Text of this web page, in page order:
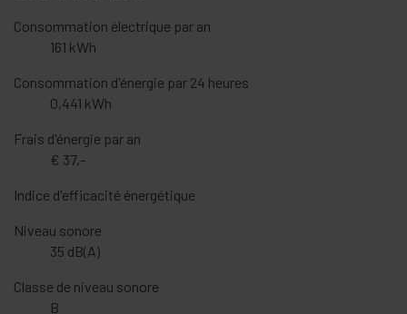
Consommation électrique par an
161 kWh
Consommation d'énergie par 24 heures
0,441 kWh
Frais d'énergie par an
€ 37,-
Indice d'efficacité énergétique
Niveau sonore
35 dB(A)
Classe de niveau sonore
B